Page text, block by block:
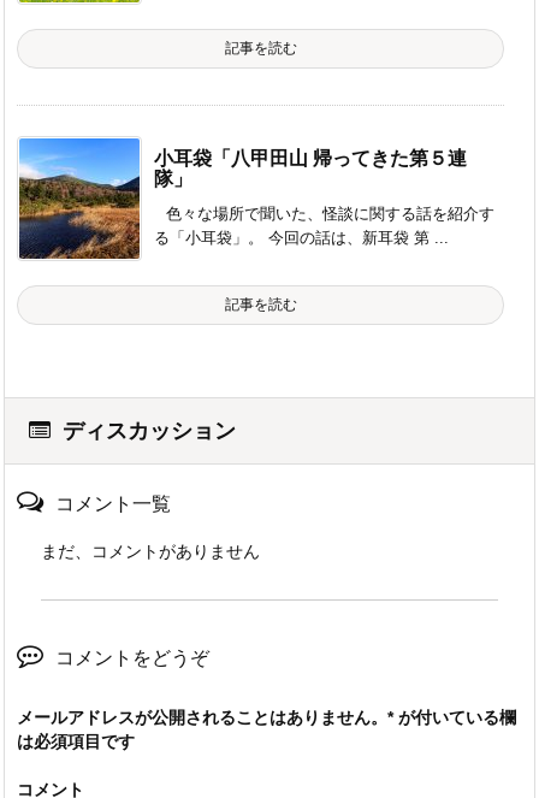
記事を読む
小耳袋「八甲田山 帰ってきた第５連
隊」
色々な場所で聞いた、怪談に関する話を紹介す
る「小耳袋」。 今回の話は、新耳袋 第 ...
記事を読む
ディスカッション
コメント一覧
まだ、コメントがありません
コメントをどうぞ
メールアドレスが公開されることはありません。 *が付いている欄
は必須項目です
コメント